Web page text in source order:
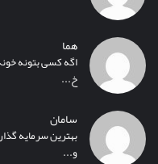
هما
اگه کسی بتونه
خ...
سامان
بهترین سرمایه
و...